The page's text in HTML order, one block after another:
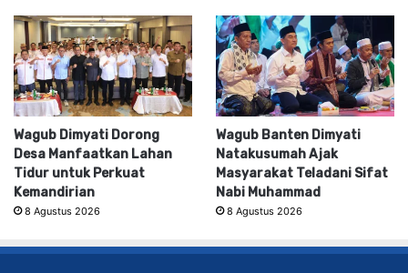
Wagub Dimyati Dorong
Desa Manfaatkan Lahan
Tidur untuk Perkuat
Kemandirian
8 Agustus 2026
Wagub Banten Dimyati
Natakusumah Ajak
Masyarakat Teladani Sifat
Nabi Muhammad
8 Agustus 2026